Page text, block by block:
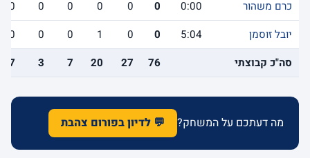
כרם משהור
0:00
0
0
0
0
0
0
יובל זוסמן
5:04
0
0
1
0
0
0
סה"כ קבוצתי
76
27
20
7
3
7
מה דעתכם על המשחק? 💬 לדיון בפורום צהבת